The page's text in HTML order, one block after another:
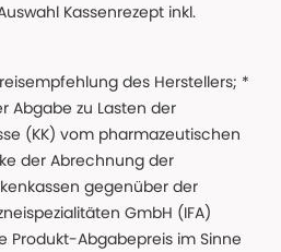
Kassenrezept inkl.
des Herstellers; *
Abgabe zu Lasten der
(KK) vom pharmazeutischen
der Abrechnung der
gegenüber der
GmbH (IFA)
Abgabepreis im Sinne